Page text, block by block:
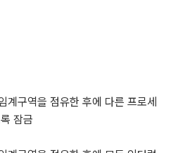
계구역을 점유한 후에 다른 프로세
잠금